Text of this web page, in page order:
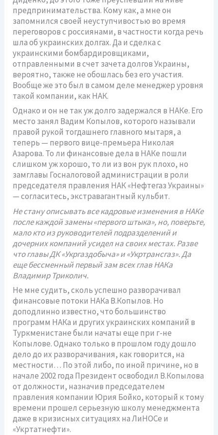
предпринимательства. Кому как, а мне он
запомнился своей неуступчивостью во время
переговоров с россиянами, в частности когда речь
шла об украинских долгах. Да и сделка с
украинскими бомбардировщиками,
отправленными в счет зачета долгов Украины,
вероятно, также не обошлась без его участия.
Вообще же это был в самом деле менеджер уровня
такой компании, как НАК.
Однако и он не так уж долго задержался в НАКе. Его
место занял Вадим Копылов, которого называли
правой рукой тогдашнего главного мытаря, а
теперь — первого вице-премьера Николая
Азарова. То ли финансовые дела в НАКе пошли
слишком уж хорошо, то ли из вон рук плохо, но
замглавы Госналоговой администрации в роли
председателя правления НАК «Нефтегаз Украины»
— согласитесь, экстравагантный кульбит.
Не стану описывать все кадровые изменения в НАКе
после каждой замены «первого штыка», но, поверьте,
мало кто из руководителей подразделений и
дочерних компаний усидел на своих местах. Разве
что главы ДК «Укргаздобыча» и «Укртрансгаз». Да
еще бессменный первый зам всех глав НАКа
Владимир Триколич.
Не мне судить, сколь успешно разворачивал
финансовые потоки НАКа В.Копылов. Но
доподлинно известно, что большинство
программ НАКа и других украинских компаний в
Туркменистане были начаты еще при г-не
Копылове. Однако только в прошлом году дошло
дело до их разворачивания, как говорится, на
местности… По этой либо, по иной причине, но в
начале 2002 года Президент освободил В.Копылова
от должности, назначив председателем
правления компании Юрия Бойко, который к тому
времени прошел серьезную школу менеджмента
даже в кризисных ситуациях на ЛиНОСе и
«Укртатнефти».